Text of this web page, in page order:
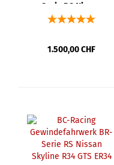
Serie RS Nissan
Skyline R32 GTS HCR32
1.500,00 CHF